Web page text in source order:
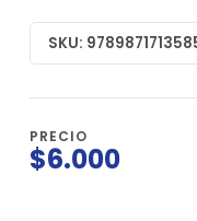
SKU:
PRECIO
$6.000